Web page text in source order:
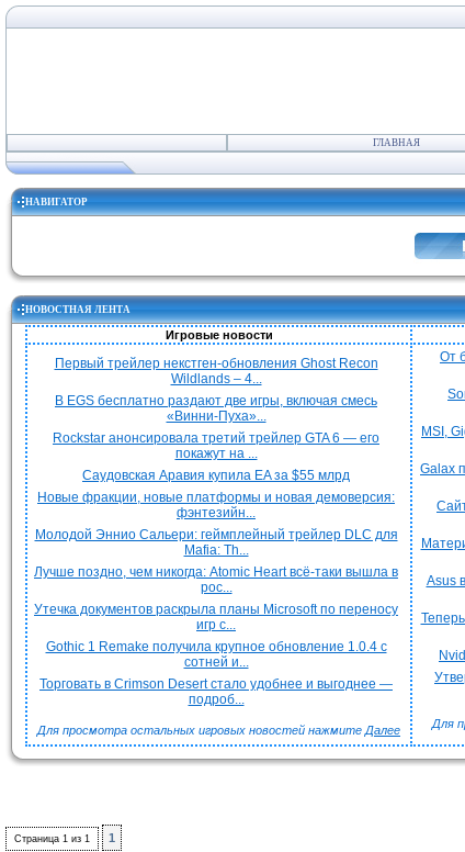
ГЛАВНАЯ
НАВИГАТОР
НОВОСТНАЯ ЛЕНТА
Игровые новости
Первый трейлер некстген-обновления Ghost Recon
Wildlands – 4...
В EGS бесплатно раздают две игры, включая смесь
«Винни-Пуха»...
Rockstar анонсировала третий трейлер GTA 6 — его
покажут на ...
Саудовская Аравия купила EA за $55 млрд
Новые фракции, новые платформы и новая демоверсия:
фэнтезийн...
Молодой Эннио Сальери: геймплейный трейлер DLC для
Mafia: Th...
Лучше поздно, чем никогда: Atomic Heart всё-таки вышла в
рос...
Утечка документов раскрыла планы Microsoft по переносу
игр с...
Gothic 1 Remake получила крупное обновление 1.0.4 с
сотней и...
Торговать в Crimson Desert стало удобнее и выгоднее —
подроб...
Для просмотра остальных игровых новостей нажмите Далее
От
MSI,
Galax
Asus
Для
Страница 1 из 1
1